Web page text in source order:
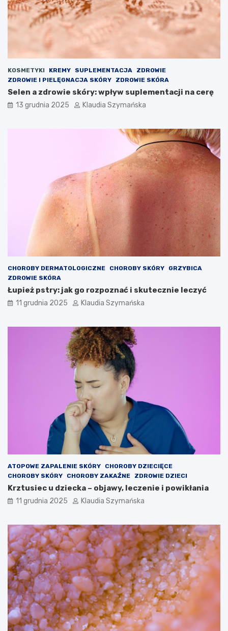
KOSMETYKI KREMY SUPLEMENTACJA
ZDROWIE
ZDROWIE I PIELĘGNACJA SKÓRY
ZDROWIE SKÓRA
Selen a zdrowie skóry: wpływ suplementacji na cerę
13 grudnia 2025 Klaudia Szymańska
CHOROBY DERMATOLOGICZNE CHOROBY SKÓRY
GRZYBICA
ZDROWIE SKÓRA
Łupież pstry: jak go rozpoznać i skutecznie leczyć
11 grudnia 2025 Klaudia Szymańska
ATOPOWE ZAPALENIE SKÓRY
CHOROBY DZIECIĘCE
CHOROBY SKÓRY
CHOROBY ZAKAŹNE ZDROWIE DZIECI
Krztusiec u dziecka – objawy, leczenie i powikłania
11 grudnia 2025 Klaudia Szymańska